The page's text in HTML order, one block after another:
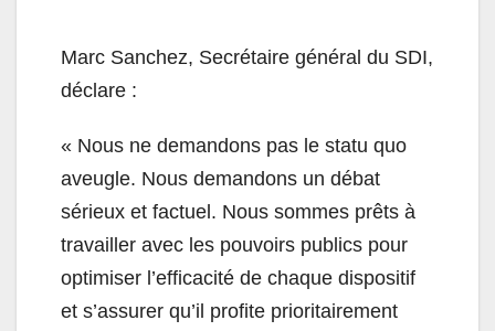
Marc Sanchez, Secrétaire général du SDI,
déclare :
« Nous ne demandons pas le statu quo
aveugle. Nous demandons un débat
sérieux et factuel. Nous sommes prêts à
travailler avec les pouvoirs publics pour
optimiser l’efficacité de chaque dispositif
et s’assurer qu’il profite prioritairement